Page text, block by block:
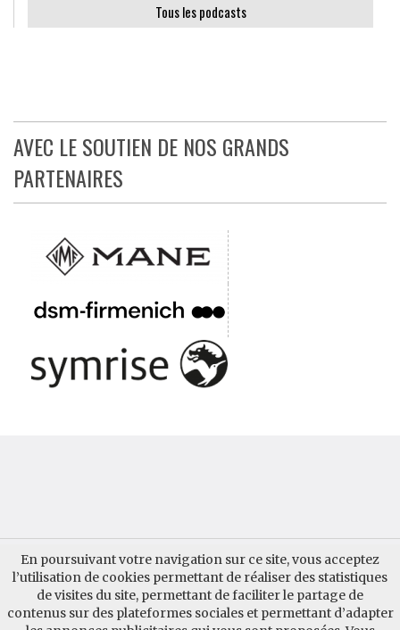
En poursuivant votre navigation sur ce site, vous acceptez
l’utilisation de cookies permettant de réaliser des statistiques
de visites du site, permettant de faciliter le partage de
contenus sur des plateformes sociales et permettant d’adapter
Tous les podcasts
AVEC LE SOUTIEN DE NOS GRANDS
PARTENAIRES
QUI SOMMES-NOUS ? CONTACTER AUPARFUM
GUIDE AUPARFUM MENTIONS LÉGALES INSCRIPTION
ACTU DES BLOGS OFFRE DE STAGE